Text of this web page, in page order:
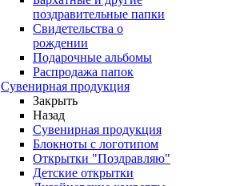
поздравительные папки
Свидетельства о
рождении
Подарочные альбомы
Распродажа папок
Сувенирная продукция
Закрыть
Назад
Сувенирная продукция
Блокноты с логотипом
Открытки "Поздравляю"
Детские открытки